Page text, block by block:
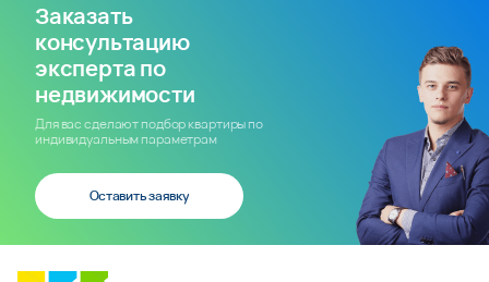
Заказать
консультацию
эксперта по
недвижимости
Для вас сделают подбор квартиры по
индивидуальным параметрам
Оставить заявку